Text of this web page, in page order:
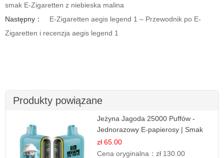
smak E-Zigaretten z niebieska malina
Następny：
E-Zigaretten aegis legend 1 – Przewodnik po E-
Zigaretten i recenzja aegis legend 1
Produkty powiązane
Jeżyna Jagoda 25000 Puffów -
Jednorazowy E-papierosy | Smak
Leśnych Owoców
zł 65.00
Cena oryginalna：zł 130.00